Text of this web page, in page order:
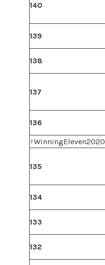
140
139
138
137
136
↑WinningEleven2020
135
134
133
132